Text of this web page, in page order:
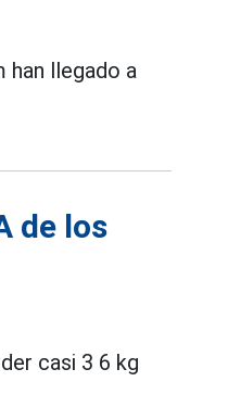
han llegado a
de los
casi 3 6 kg